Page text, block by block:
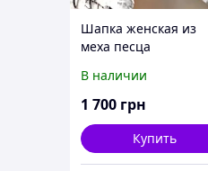
Шапка женская из
меха песца
В наличии
1 700 грн
Купить